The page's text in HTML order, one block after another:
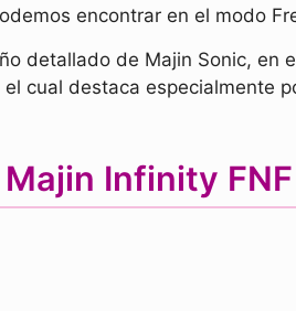
encontrar en el modo
detallado de Majin Sonic, en
cual destaca especialmente
Infinity FNF